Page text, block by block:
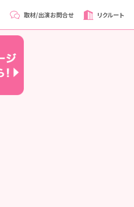
取材/出演お問合せ リクルート